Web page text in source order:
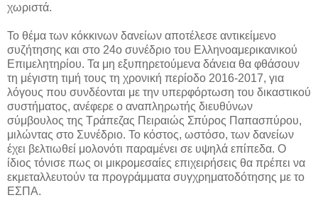
χωριστά.
Το θέμα των κόκκινων δανείων αποτέλεσε αντικείμενο
συζήτησης και στο 24ο συνέδριο του Ελληνοαμερικανικού
Επιμελητηρίου. Τα μη εξυπηρετούμενα δάνεια θα φθάσουν
τη μέγιστη τιμή τους τη χρονική περίοδο 2016-2017, για
λόγους που συνδέονται με την υπερφόρτωση του δικαστικού
συστήματος, ανέφερε ο αναπληρωτής διευθύνων
σύμβουλος της Τράπεζας Πειραιώς Σπύρος Παπασπύρου,
μιλώντας στο Συνέδριο. Το κόστος, ωστόσο, των δανείων
έχει βελτιωθεί μολονότι παραμένει σε υψηλά επίπεδα. Ο
ίδιος τόνισε πως οι μικρομεσαίες επιχειρήσεις θα πρέπει να
εκμεταλλευτούν τα προγράμματα συγχρηματοδότησης με το
ΕΣΠΑ.